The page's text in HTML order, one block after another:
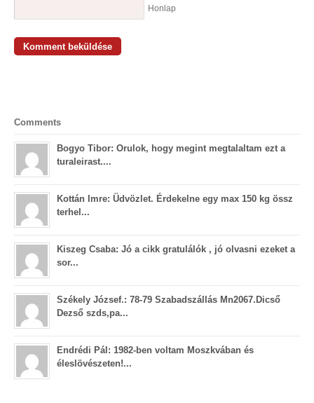
Honlap
Comments
Bogyo Tibor: Orulok, hogy megint megtalaltam ezt a
turaleirast....
Kottán Imre: Üdvözlet. Érdekelne egy max 150 kg össz
terhel...
Kiszeg Csaba: Jó a cikk gratulálók , jó olvasni ezeket a
sor...
Székely József.: 78-79 Szabadszállás Mn2067.Dicső
Dezső szds,pa...
Endrédi Pál: 1982-ben voltam Moszkvában és
éleslövészeten!...